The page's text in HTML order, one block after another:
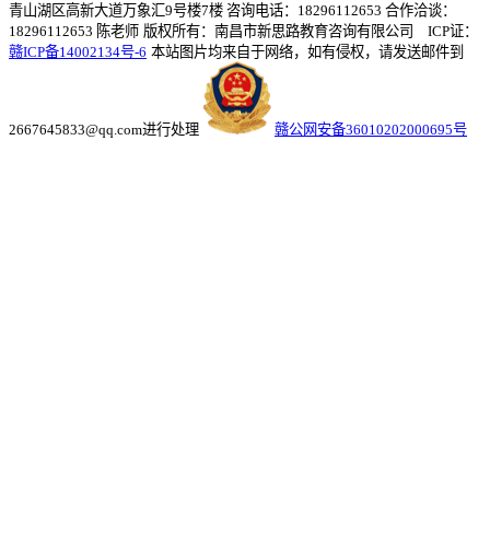
青山湖区高新大道万象汇9号楼7楼 咨询电话：18296112653 合作洽谈：
18296112653 陈老师 版权所有：南昌市新思路教育咨询有限公司 ICP证：
赣ICP备14002134号-6 本站图片均来自于网络，如有侵权，请发送邮件到
2667645833@qq.com进行处理 赣公网安备36010202000695号